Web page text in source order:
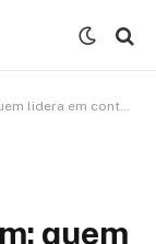
contratos inteligentes?
quem